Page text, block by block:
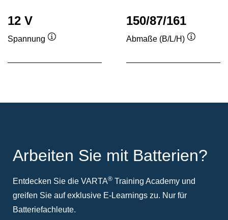
12 V
Spannung
150/87/161
Abmaße (B/L/H)
Arbeiten Sie mit Batterien?
Entdecken Sie die VARTA® Training Academy und
greifen Sie auf exklusive E-Learnings zu. Nur für
Batteriefachleute.